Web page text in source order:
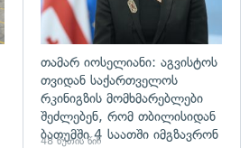
თამარ იოსელიანი: აგვისტოს
თვიდან საქართველოს
რკინიგზის მომხმარებლები
შეძლებენ, რომ თბილისიდან
ბათუმში 4 საათში იმგზავრონ
48 წუთის წინ